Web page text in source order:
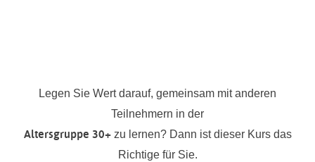
Legen Sie Wert darauf, gemeinsam mit anderen
Teilnehmern in der
Altersgruppe 30+zu lernen? Dann ist dieser Kurs das
Richtige für Sie.